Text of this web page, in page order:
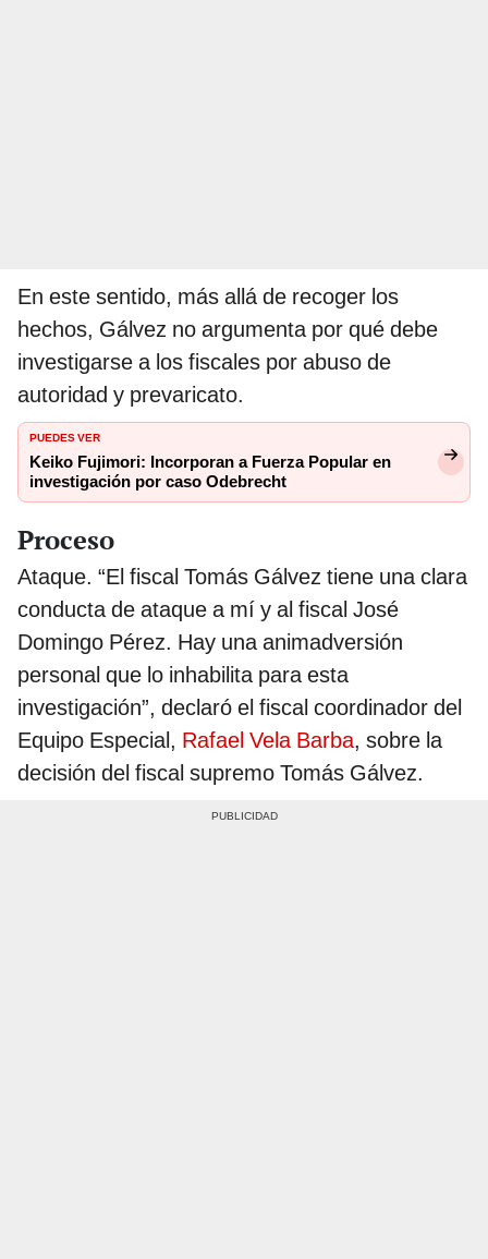
En este sentido, más allá de recoger los
hechos, Gálvez no argumenta por qué debe
investigarse a los fiscales por abuso de
autoridad y prevaricato.
PUEDES VER
Keiko Fujimori: Incorporan a Fuerza Popular en
investigación por caso Odebrecht
Proceso
Ataque. “El fiscal Tomás Gálvez tiene una clara
conducta de ataque a mí y al fiscal José
Domingo Pérez. Hay una animadversión
personal que lo inhabilita para esta
investigación”, declaró el fiscal coordinador del
Equipo Especial, Rafael Vela Barba, sobre la
decisión del fiscal supremo Tomás Gálvez.